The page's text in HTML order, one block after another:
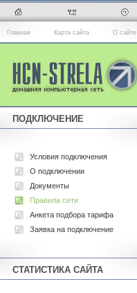
Главная Карта сайта О сайте
ПОДКЛЮЧЕНИЕ
Условия подключения
О подключении
Документы
Правила сети
Анкета подбора тарифа
Заявка на подключение
СТАТИСТИКА САЙТА